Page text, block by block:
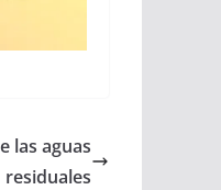
las aguas
residuales